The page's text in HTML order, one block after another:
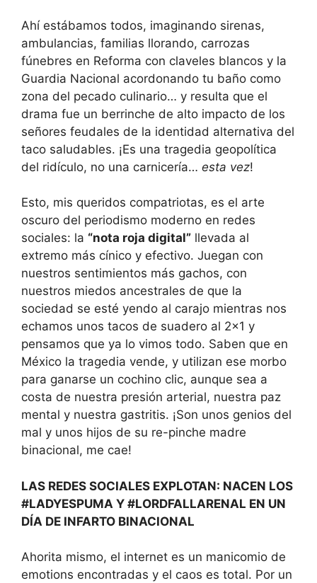
Ahí estábamos todos, imaginando sirenas,
ambulancias, familias llorando, carrozas
fúnebres en Reforma con claveles blancos y la
Guardia Nacional acordonando tu baño como
zona del pecado culinario… y resulta que el
drama fue un berrinche de alto impacto de los
señores feudales de la identidad alternativa del
taco saludables. ¡Es una tragedia geopolítica
del ridículo, no una carnicería… esta vez!
Esto, mis queridos compatriotas, es el arte
oscuro del periodismo moderno en redes
sociales: la “nota roja digital” llevada al
extremo más cínico y efectivo. Juegan con
nuestros sentimientos más gachos, con
nuestros miedos ancestrales de que la
sociedad se esté yendo al carajo mientras nos
echamos unos tacos de suadero al 2×1 y
pensamos que ya lo vimos todo. Saben que en
México la tragedia vende, y utilizan ese morbo
para ganarse un cochino clic, aunque sea a
costa de nuestra presión arterial, nuestra paz
mental y nuestra gastritis. ¡Son unos genios del
mal y unos hijos de su re-pinche madre
binacional, me cae!
LAS REDES SOCIALES EXPLOTAN: NACEN LOS
#LADYESPUMA Y #LORDFALLARENAL EN UN
DÍA DE INFARTO BINACIONAL
Ahorita mismo, el internet es un manicomio de
emotions encontradas y el caos es total. Por un